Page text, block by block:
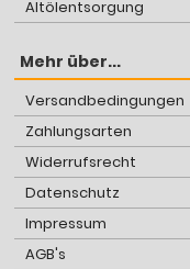
Altölentsorgung
Mehr über...
Versandbedingungen
Zahlungsarten
Widerrufsrecht
Datenschutz
Impressum
AGB's